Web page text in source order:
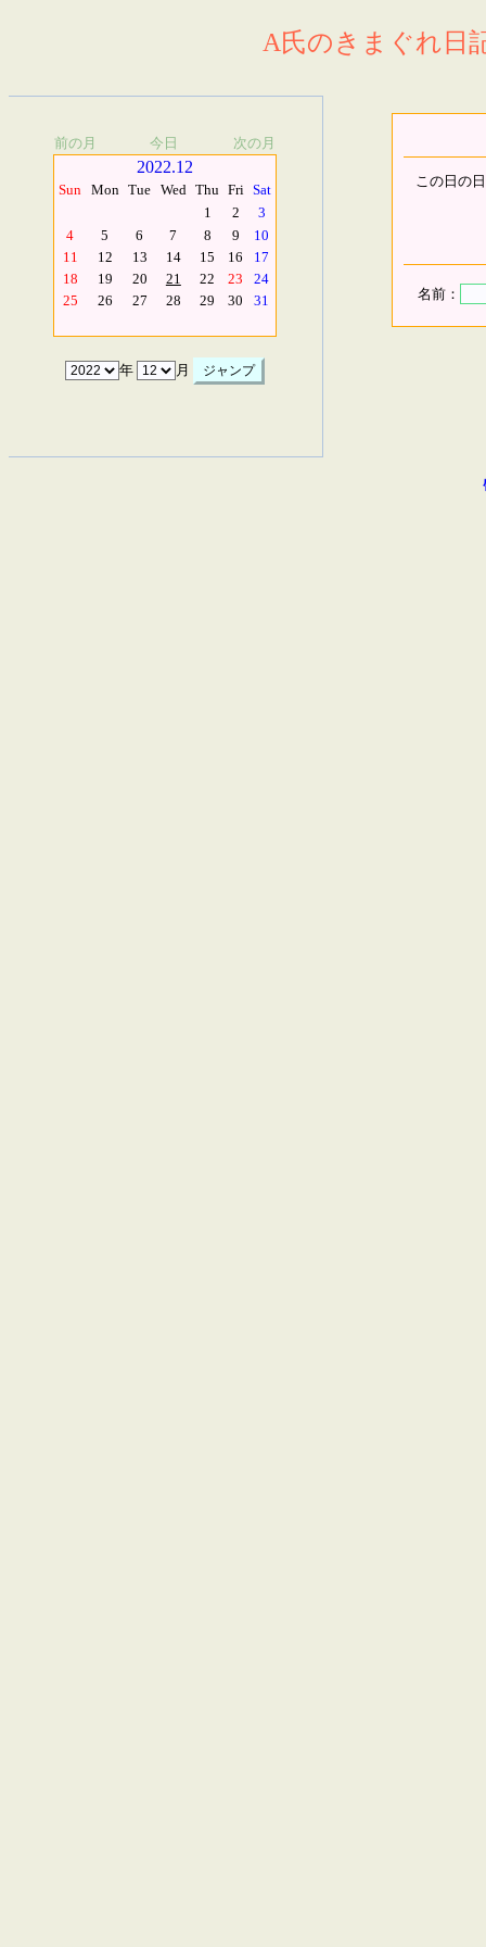
A氏のきまぐれ日
前の月 今日 次の月
2022.12
Sun Mon Tue Wed Thu Fri Sat
1
2
3
4
5 6 7 8 9
10
11
12 13 14 15 16
17
18
19 20 21 22 23
24
25
26 27 28 29 30 31
年 月
この日の
名前：